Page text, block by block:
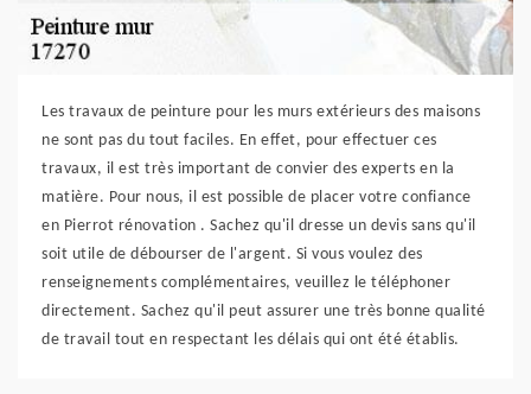
Les travaux de peinture pour les murs extérieurs des maisons
ne sont pas du tout faciles. En effet, pour effectuer ces
travaux, il est très important de convier des experts en la
matière. Pour nous, il est possible de placer votre confiance
en Pierrot rénovation . Sachez qu'il dresse un devis sans qu'il
soit utile de débourser de l'argent. Si vous voulez des
renseignements complémentaires, veuillez le téléphoner
directement. Sachez qu'il peut assurer une très bonne qualité
de travail tout en respectant les délais qui ont été établis.